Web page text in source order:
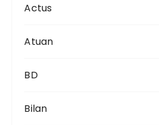
Actus
Atuan
BD
Bilan